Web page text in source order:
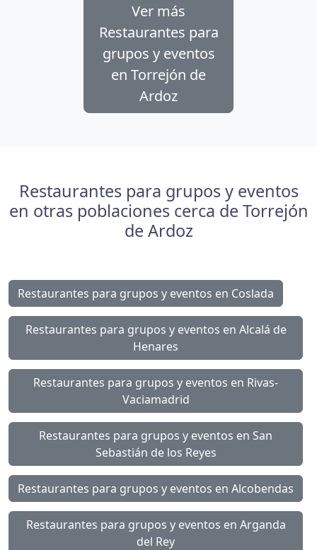
Ver más
Restaurantes para
grupos y eventos
en Torrejón de
Ardoz
Restaurantes para grupos y eventos
en otras poblaciones cerca de Torrejón
de Ardoz
Restaurantes para grupos y eventos en Coslada
Restaurantes para grupos y eventos en Alcalá de
Henares
Restaurantes para grupos y eventos en Rivas-
Vaciamadrid
Restaurantes para grupos y eventos en San
Sebastián de los Reyes
Restaurantes para grupos y eventos en Alcobendas
Restaurantes para grupos y eventos en Arganda
del Rey